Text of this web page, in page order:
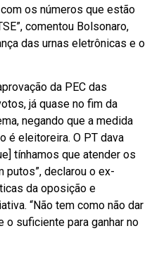
os números que estão
comentou Bolsonaro,
das urnas eletrônicas e o
da PEC das
já quase no fim da
negando que a medida
é eleitoreira. O PT dava
tínhamos que atender os
putos”, declarou o ex-
da oposição e
“Não tem como não dar
o suficiente para ganhar no